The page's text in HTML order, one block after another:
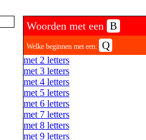
Woorden met een B
Welke beginnen met een: Q
met 2 letters
met 3 letters
met 4 letters
met 5 letters
met 6 letters
met 7 letters
met 8 letters
met 9 letters